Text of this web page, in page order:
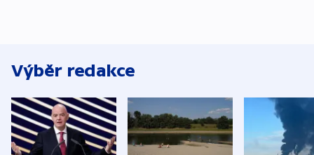
Výběr redakce